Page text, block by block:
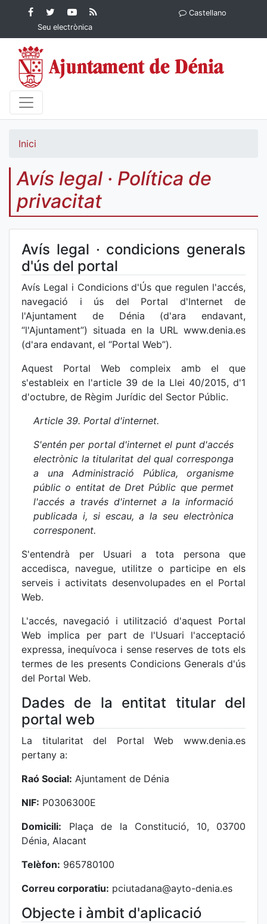
Contingut principalFacebook
Ajuntament de Dénia
Twitter
Ajuntament de
Dénia
YouTube
Ajuntament
de Dénia
Ajuntament
Seu electrònica
Castellano
Inici
Avís legal · Política de
privacitat
Avís legal · condicions generals
d'ús del portal
Avís Legal i Condicions d'Ús que regulen l'accés,
navegació i ús del Portal d'Internet de
l'Ajuntament de Dénia (d'ara endavant,
“l'Ajuntament”) situada en la URL www.denia.es
(d'ara endavant, el “Portal Web”).
Aquest Portal Web compleix amb el que
s'estableix en l'article 39 de la Llei 40/2015, d'1
d'octubre, de Règim Jurídic del Sector Públic.
Article 39. Portal d'internet.
S'entén per portal d'internet el punt d'accés
electrònic la titularitat del qual corresponga
a una Administració Pública, organisme
públic o entitat de Dret Públic que permet
l'accés a través d'internet a la informació
publicada i, si escau, a la seu electrònica
corresponent.
S'entendrà per Usuari a tota persona que
accedisca, navegue, utilitze o participe en els
serveis i activitats desenvolupades en el Portal
Web.
L'accés, navegació i utilització d'aquest Portal
Web implica per part de l'Usuari l'acceptació
expressa, inequívoca i sense reserves de tots els
termes de les presents Condicions Generals d'ús
del Portal Web.
Dades de la entitat titular del
portal web
La titularitat del Portal Web www.denia.es
pertany a:
Raó Social: Ajuntament de Dénia
NIF: P0306300E
Domicili: Plaça de la Constitució, 10, 03700
Dénia, Alacant
Telèfon: 965780100
Correu corporatiu: pciutadana@ayto-denia.es
Objecte i àmbit d'aplicació